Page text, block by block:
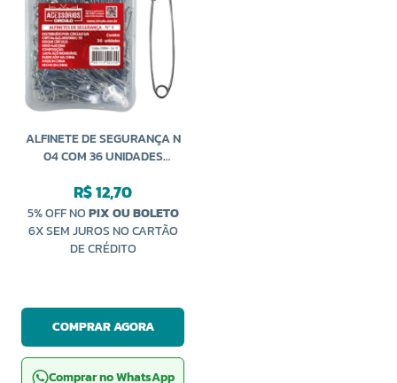
ALFINETE DE SEGURANÇA N
04 COM 36 UNIDADES
R$ 12,70
5% OFF NOPIX OU BOLETO
6X SEM JUROS NO CARTÃO
DE CRÉDITO
COMPRAR AGORA
Comprar no WhatsApp